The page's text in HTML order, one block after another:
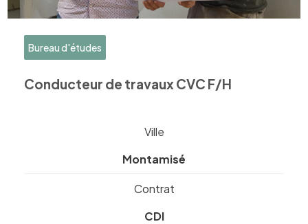
Bureau d'études
Conducteur de travaux CVC F/H
Ville
Montamisé
Contrat
CDI